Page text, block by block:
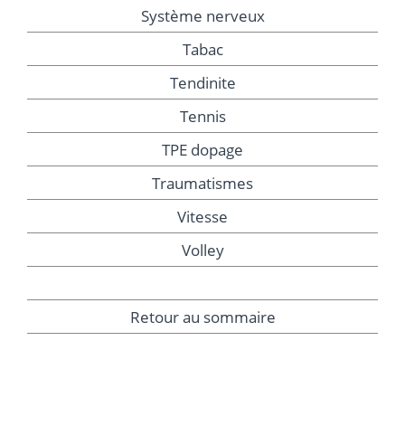
Système nerveux
Tabac
Tendinite
Tennis
TPE dopage
Traumatismes
Vitesse
Volley
Retour au sommaire